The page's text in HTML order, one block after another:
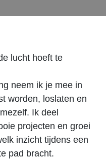
lucht hoeft te
neem ik je mee in
worden, loslaten en
Ik deel
projecten en groei
inzicht tijdens een
pad bracht.